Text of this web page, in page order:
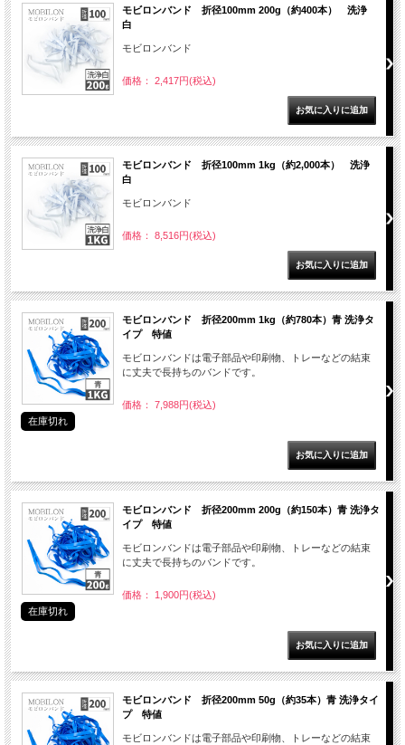
モビロンバンド 折径100mm 200g（約400本） 洗浄
白
モビロンバンド
価格： 2,417円(税込)
モビロンバンド 折径100mm 1kg（約2,000本） 洗浄
白
モビロンバンド
価格： 8,516円(税込)
モビロンバンド 折径200mm 1kg（約780本）青 洗浄タ
イプ 特値
モビロンバンドは電子部品や印刷物、トレーなどの結束
に丈夫で長持ちのバンドです。
価格： 7,988円(税込)
在庫切れ
モビロンバンド 折径200mm 200g（約150本）青 洗浄タ
イプ 特値
モビロンバンドは電子部品や印刷物、トレーなどの結束
に丈夫で長持ちのバンドです。
価格： 1,900円(税込)
在庫切れ
モビロンバンド 折径200mm 50g（約35本）青 洗浄タイ
プ 特値
モビロンバンドは電子部品や印刷物、トレーなどの結束